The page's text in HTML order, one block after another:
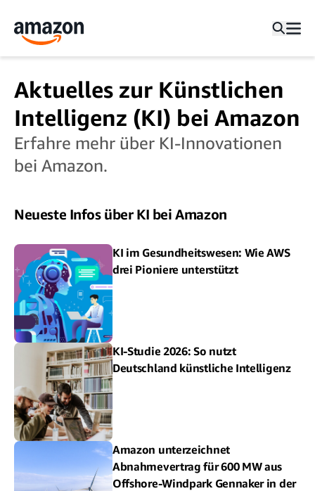
Aktuelles zur Künstlichen
Intelligenz (KI) bei Amazon
Erfahre mehr über KI-Innovationen
bei Amazon.
Neueste Infos über KI bei Amazon
KI im Gesundheitswesen: Wie AWS
drei Pioniere unterstützt
KI-Studie 2026: So nutzt
Deutschland künstliche Intelligenz
Amazon unterzeichnet
Abnahmevertrag für 600 MW aus
Offshore-Windpark Gennaker in der